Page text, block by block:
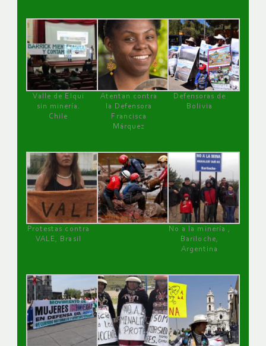
Valle de Elqui
sin minería.
Chile
Atentan contra
la Defensora
Francisca
Márquez
Defensoras de
Bolivia
Protestas contra
VALE, Brasil
No a la minería ,
Bariloche,
Argentina